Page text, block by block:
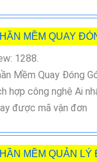
MỀM QUAY
1288.
Mềm Quay Đóng
hợp công nghệ Ai
được mã vận đơn
MỀM QUẢN LÝ